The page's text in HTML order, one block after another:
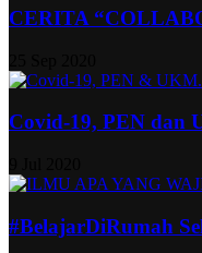
CERITA
Covid-19, PEN dan
#BelajarDiRumah